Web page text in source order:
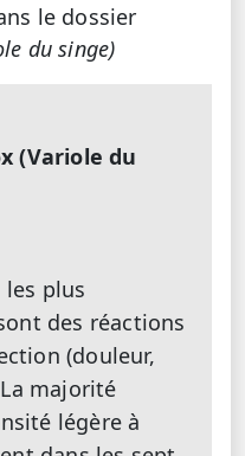
le dossier
du singe)
(Variole du
les plus
des réactions
(douleur,
majorité
légère à